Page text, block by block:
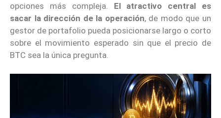
opciones más compleja. El atractivo central es
sacar la dirección de la operación, de modo que un
gestor de portafolio pueda posicionarse largo o corto
sobre el movimiento esperado sin que el precio de
BTC sea la única pregunta.